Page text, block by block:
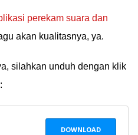
perekam suara dan
akan kualitasnya, ya.
silahkan unduh dengan klik
DOWNLOAD